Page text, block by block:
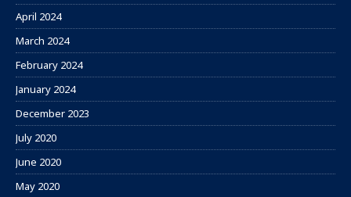
April 2024
March 2024
February 2024
January 2024
December 2023
July 2020
June 2020
May 2020